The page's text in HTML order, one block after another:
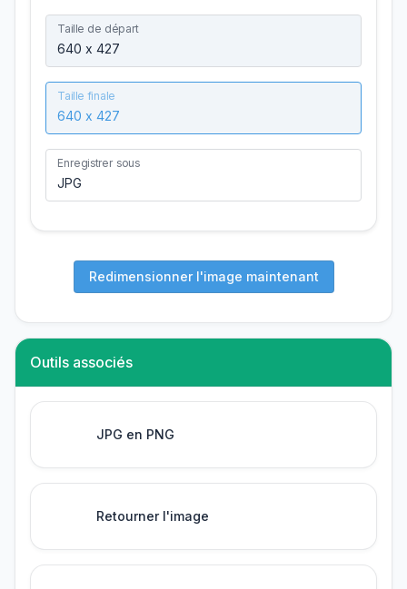
Taille de départ
Taille finale
Enregistrer sous
Redimensionner l'image maintenant
Outils associés
JPG en PNG
Retourner l'image